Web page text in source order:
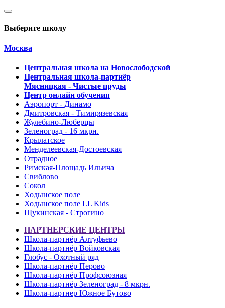
Выберите школу
Москва
Центральная школа на Новослободской
Центральная школа-партнёр
Мясницкая - Чистые пруды
Центр онлайн обучения
Аэропорт - Динамо
Дмитровская - Тимирязевская
Жулебино-Люберцы
Зеленоград - 16 мкрн.
Крылатское
Менделеевская-Достоевская
Отрадное
Римская-Площадь Ильича
Свиблово
Сокол
Ходынское поле
Ходынское поле LL Kids
Щукинская - Строгино
ПАРТНЕРСКИЕ ЦЕНТРЫ
Школа-партнёр Алтуфьево
Школа-партнёр Войковская
Глобус - Охотный ряд
Школа-партнёр Перово
Школа-партнёр Профсоюзная
Школа-партнёр Зеленоград - 8 мкрн.
Школа-партнер Южное Бутово